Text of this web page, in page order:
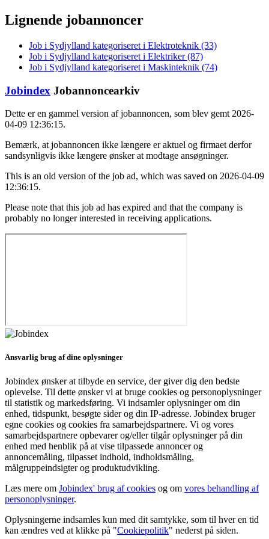
Lignende jobannoncer
Job i Sydjylland kategoriseret i Elektroteknik (33)
Job i Sydjylland kategoriseret i Elektriker (87)
Job i Sydjylland kategoriseret i Maskinteknik (74)
Jobindex Jobannoncearkiv
Dette er en gammel version af jobannoncen, som blev gemt 2026-
04-09 12:36:15.
Bemærk, at jobannoncen ikke længere er aktuel og firmaet derfor
sandsynligvis ikke længere ønsker at modtage ansøgninger.
This is an old version of the job ad, which was saved on 2026-04-09
12:36:15.
Please note that this job ad has expired and that the company is
probably no longer interested in receiving applications.
Ansvarlig brug af dine oplysninger
Jobindex ønsker at tilbyde en service, der giver dig den bedste
oplevelse. Til dette ønsker vi at bruge cookies og personoplysninger
til statistik og markedsføring. Vi indsamler oplysninger om din
enhed, tidspunkt, besøgte sider og din IP-adresse. Jobindex bruger
egne cookies og cookies fra samarbejdspartnere. Vi og vores
samarbejdspartnere opbevarer og/eller tilgår oplysninger på din
enhed med henblik på at vise tilpassede annoncer og
annoncemåling, tilpasset indhold, indholdsmåling,
målgruppeindsigter og produktudvikling.
Læs mere om Jobindex' brug af cookies og om vores behandling af
personoplysninger.
Oplysningerne indsamles kun med dit samtykke, som til hver en tid
kan ændres ved at klikke på "Cookiepolitik" nederst på siden.